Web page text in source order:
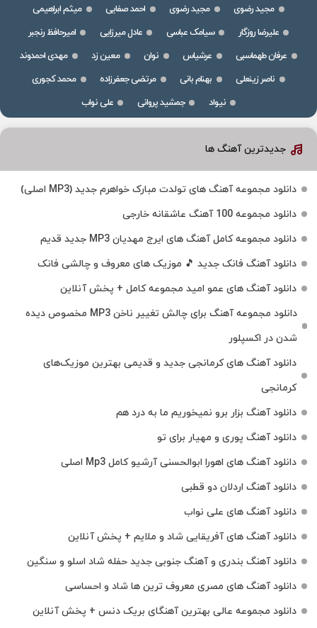
مجید رضوی مجید رضوی احمد صفایی
میثم ابراهیمی
علیرضا روزگار
سیامک عباسی عادل میرزایی
امیرحافظ رنجبر
عرفان طهماسبی
عرشیاس نوان معین زد
مهدی احمدوند
ناصر زینعلی
بهنام بانی مرتضی جعفرزاده
محمد کجوری
نیواد
جمشید پروانی علی نواب
جدیدترین آهنگ ها
دانلود مجموعه آهنگ های تولدت مبارک خواهرم جدید (MP3 اصلی)
دانلود مجموعه 100 آهنگ عاشقانه خارجی
دانلود مجموعه کامل آهنگ های ایرج مهدیان MP3 جدید قدیم
دانلود آهنگ فانک جدید 🎵 موزیک‌ های معروف و چالشی فانک
دانلود آهنگ های عمو امید مجموعه کامل + پخش آنلاین
دانلود مجموعه آهنگ برای چالش تغییر ناخن MP3 مخصوص دیده
شدن در اکسپلور
دانلود آهنگ‌ های کرمانجی جدید و قدیمی بهترین موزیک‌های
کرمانجی
دانلود آهنگ بزار برو نمیخوریم ما به درد هم
دانلود آهنگ پوری و مهیار برای تو
دانلود آهنگ های اهورا ابوالحسنی آرشیو کامل Mp3 اصلی
دانلود آهنگ اردلان دو قطبی
دانلود آهنگ های علی نواب
دانلود آهنگ های آفریقایی شاد و ملایم + پخش آنلاین
دانلود آهنگ بندری و آهنگ جنوبی جدید حفله شاد اسلو و سنگین
دانلود آهنگ های مصری معروف ترین ها شاد و احساسی
دانلود مجموعه عالی بهترین آهنگای بریک دنس + پخش آنلاین